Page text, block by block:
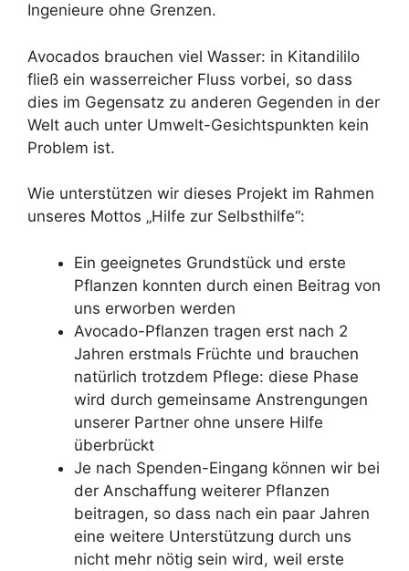
Ingenieure ohne Grenzen.
Avocados brauchen viel Wasser: in Kitandililo
fließ ein wasserreicher Fluss vorbei, so dass
dies im Gegensatz zu anderen Gegenden in der
Welt auch unter Umwelt-Gesichtspunkten kein
Problem ist.
Wie unterstützen wir dieses Projekt im Rahmen
unseres Mottos „Hilfe zur Selbsthilfe“:
Ein geeignetes Grundstück und erste
Pflanzen konnten durch einen Beitrag von
uns erworben werden
Avocado-Pflanzen tragen erst nach 2
Jahren erstmals Früchte und brauchen
natürlich trotzdem Pflege: diese Phase
wird durch gemeinsame Anstrengungen
unserer Partner ohne unsere Hilfe
überbrückt
Je nach Spenden-Eingang können wir bei
der Anschaffung weiterer Pflanzen
beitragen, so dass nach ein paar Jahren
eine weitere Unterstützung durch uns
nicht mehr nötig sein wird, weil erste